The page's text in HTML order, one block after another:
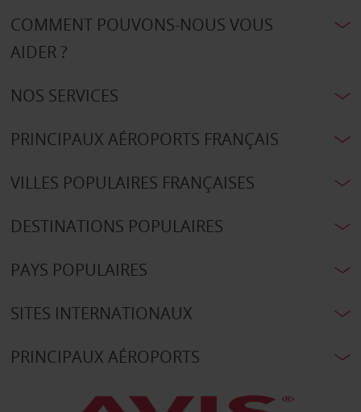
COMMENT POUVONS-NOUS VOUS
AIDER ?
NOS SERVICES
PRINCIPAUX AÉROPORTS FRANÇAIS
VILLES POPULAIRES FRANÇAISES
DESTINATIONS POPULAIRES
PAYS POPULAIRES
SITES INTERNATIONAUX
PRINCIPAUX AÉROPORTS